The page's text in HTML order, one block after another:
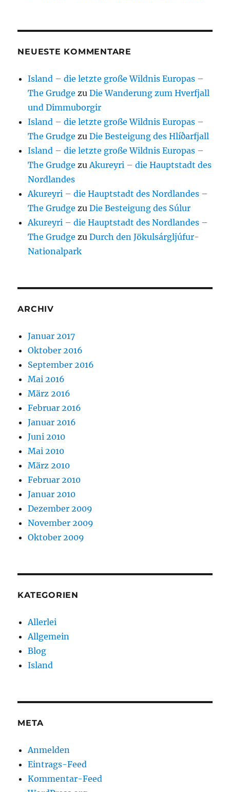
NEUESTE KOMMENTARE
Island – die letzte große Wildnis Europas –
The Grudge zuDie Wanderung zum Hverfjall
und Dimmuborgir
Island – die letzte große Wildnis Europas –
The Grudge zuDie Besteigung des Hlíðarfjall
Island – die letzte große Wildnis Europas –
The Grudge zuAkureyri – die Hauptstadt des
Nordlandes
Akureyri – die Hauptstadt des Nordlandes –
The Grudge zuDie Besteigung des Súlur
Akureyri – die Hauptstadt des Nordlandes –
The Grudge zuDurch den Jökulsárgljúfur-
Nationalpark
ARCHIV
Januar 2017
Oktober 2016
September 2016
Mai 2016
März 2016
Februar 2016
Januar 2016
Juni 2010
Mai 2010
März 2010
Februar 2010
Januar 2010
Dezember 2009
November 2009
Oktober 2009
KATEGORIEN
Allerlei
Allgemein
Blog
Island
META
Anmelden
Eintrags-Feed
Kommentar-Feed